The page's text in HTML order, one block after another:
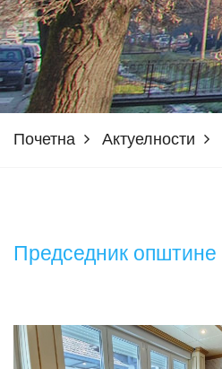
Почетна Актуелности
Председник општине